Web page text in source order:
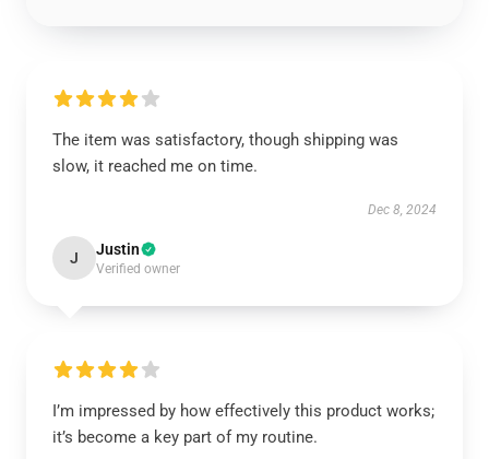
The item was satisfactory, though shipping was
slow, it reached me on time.
Dec 8, 2024
J Justin
Verified owner
I’m impressed by how effectively this product works;
it’s become a key part of my routine.